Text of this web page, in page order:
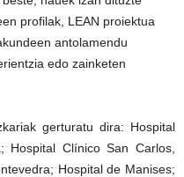
profilak, LEAN proiektua
antolamendu
edo zainketen
gerturatu dira: Hospital
Hospital Clínico San Carlos,
Hospital de Manises;